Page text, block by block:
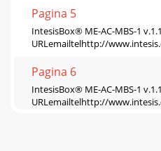
Pagina 5
IntesisBox® ME-AC-MBS-1
URLemailtelhttp://
Pagina 6
IntesisBox® ME-AC-MBS-1
URLemailtelhttp://